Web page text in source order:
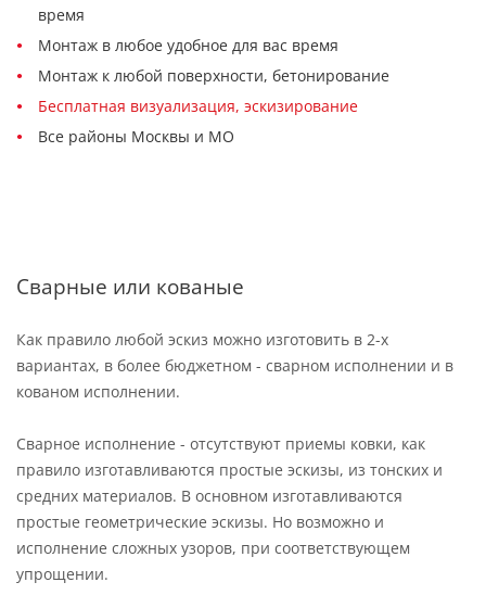
время
Монтаж в любое удобное для вас время
Монтаж к любой поверхности, бетонирование
Бесплатная визуализация, эскизирование
Все районы Москвы и МО
Сварные или кованые
Как правило любой эскиз можно изготовить в 2-х
вариантах, в более бюджетном - сварном исполнении и в
кованом исполнении.
Сварное исполнение - отсутствуют приемы ковки, как
правило изготавливаются простые эскизы, из тонских и
средних материалов. В основном изготавливаются
простые геометрические эскизы. Но возможно и
исполнение сложных узоров, при соответствующем
упрощении.